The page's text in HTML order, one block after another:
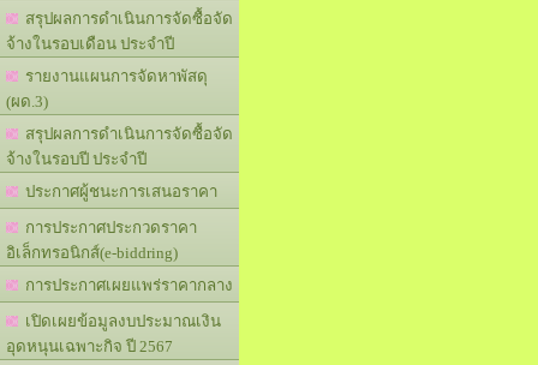
สรุปผลการดำเนินการจัดซื้อจัด
จ้างในรอบเดือน ประจำปี
รายงานแผนการจัดหาพัสดุ
(ผด.3)
สรุปผลการดำเนินการจัดซื้อจัด
จ้างในรอบปี ประจำปี
ประกาศผู้ชนะการเสนอราคา
การประกาศประกวดราคา
อิเล็กทรอนิกส์(e-biddring)
การประกาศเผยแพร่ราคากลาง
เปิดเผยข้อมูลงบประมาณเงิน
อุดหนุนเฉพาะกิจ ปี 2567